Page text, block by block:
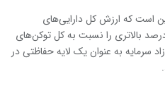
است که ارزش کل دارایی‌های
بالاتری را نسبت به کل توکن‌های
سرمایه به عنوان یک لایه حفاظتی در